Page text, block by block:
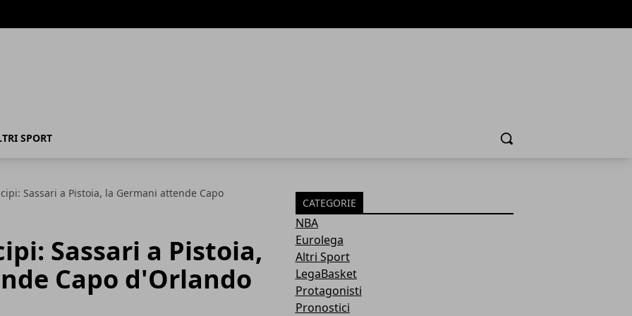
SPORT Cerca
Sassari a Pistoia, la Germani attende Capo
Sassari a Pistoia,
Capo d'Orlando
CATEGORIE
NBA
Eurolega
Altri Sport
LegaBasket
Protagonisti
Pronostici